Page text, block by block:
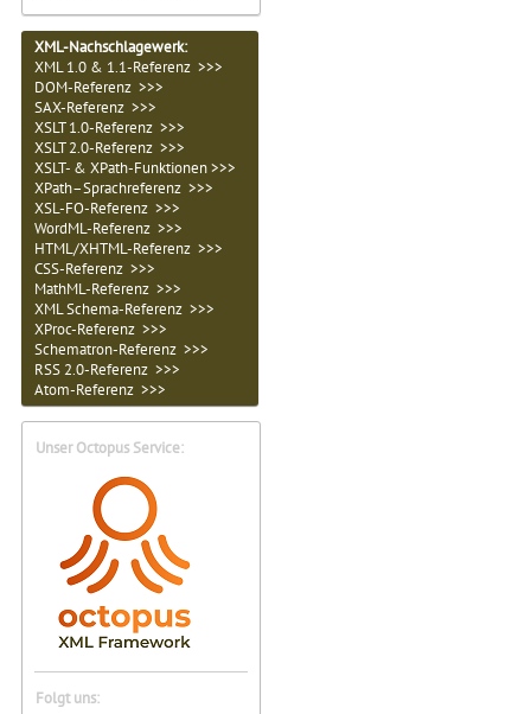
XML-Nachschlagewerk:
XML 1.0 & 1.1-Referenz >>>
DOM-Referenz >>>
SAX-Referenz >>>
XSLT 1.0-Referenz >>>
XSLT 2.0-Referenz >>>
XSLT- & XPath-Funktionen >>>
XPath–Sprachreferenz >>>
XSL-FO-Referenz >>>
WordML-Referenz >>>
HTML/XHTML-Referenz >>>
CSS-Referenz >>>
MathML-Referenz >>>
XML Schema-Referenz >>>
XProc-Referenz >>>
Schematron-Referenz >>>
RSS 2.0-Referenz >>>
Atom-Referenz >>>
Unser Octopus Service:
Folgt uns: